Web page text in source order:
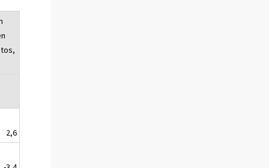
2,6